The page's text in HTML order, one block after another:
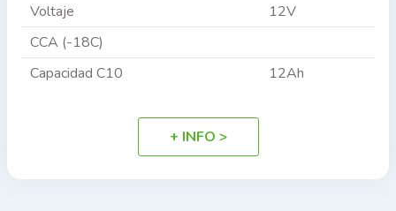
Voltaje
12V
CCA (-18C)
Capacidad C10
12Ah
+ INFO >